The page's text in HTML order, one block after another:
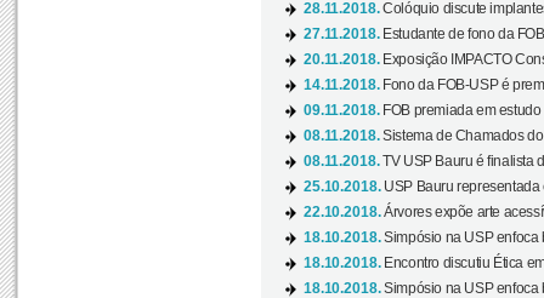
28.11.2018.Colóquio discute
27.11.2018. Estudante de fono da
20.11.2018. Exposição IMPACTO
14.11.2018. Fono da FOB-USP é
09.11.2018. FOB premiada em estudo
08.11.2018.Sistema de Chamados
08.11.2018.TV USP Bauru é finalista
25.10.2018. USP Bauru representada
22.10.2018.Árvores expõe arte
18.10.2018.Simpósio na USP enfoca
18.10.2018. Encontro discutiu Ética
18.10.2018.Simpósio na USP enfoca